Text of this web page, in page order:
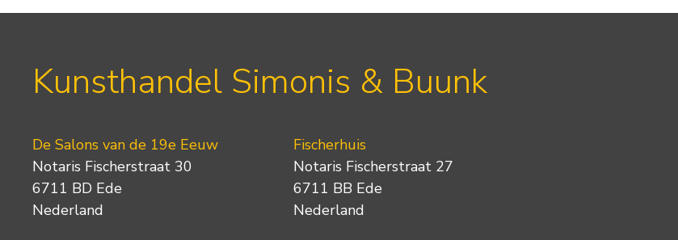
Kunsthandel Simonis & Buunk
De Salons van de 19e Eeuw
Notaris Fischerstraat 30
6711 BD Ede
Nederland
Fischerhuis
Notaris Fischerstraat 27
6711 BB Ede
Nederland